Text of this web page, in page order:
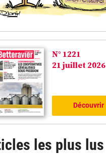
N° 1221
21 juillet 2026
Découvrir
les plus lus